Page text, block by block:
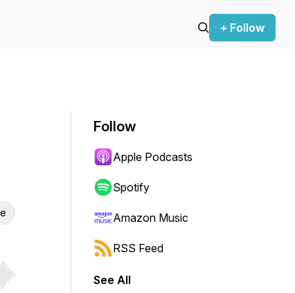
+ Follow
Hold shift to jump forward or backward.
Follow
Apple Podcasts
Spotify
Amazon Music
RSS Feed
See All